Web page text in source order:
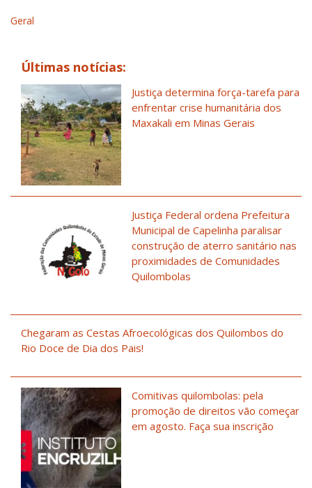
Geral
Últimas notícias:
Justiça determina força-tarefa para
enfrentar crise humanitária dos
Maxakali em Minas Gerais
Justiça Federal ordena Prefeitura
Municipal de Capelinha paralisar
construção de aterro sanitário nas
proximidades de Comunidades
Quilombolas
Chegaram as Cestas Afroecológicas dos Quilombos do
Rio Doce de Dia dos Pais!
Comitivas quilombolas: pela
promoção de direitos vão começar
em agosto. Faça sua inscrição